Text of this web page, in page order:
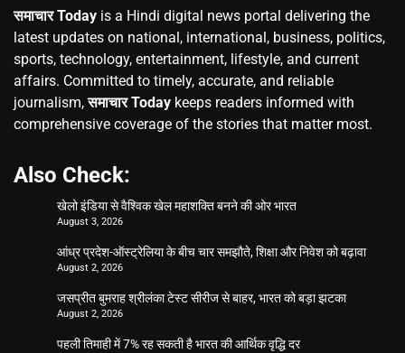
समाचार Today is a Hindi digital news portal delivering the
latest updates on national, international, business, politics,
sports, technology, entertainment, lifestyle, and current
affairs. Committed to timely, accurate, and reliable
journalism,समाचार Today keeps readers informed with
comprehensive coverage of the stories that matter most.
Also Check:
खेलो इंडिया से वैश्विक खेल महाशक्ति बनने की ओर भारत
August 3, 2026
आंध्र प्रदेश-ऑस्ट्रेलिया के बीच चार समझौते, शिक्षा और निवेश को बढ़ावा
August 2, 2026
जसप्रीत बुमराह श्रीलंका टेस्ट सीरीज से बाहर, भारत को बड़ा झटका
August 2, 2026
पहली तिमाही में 7% रह सकती है भारत की आर्थिक वृद्धि दर